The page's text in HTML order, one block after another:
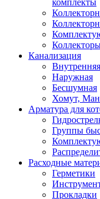
комплекты
Канализация
Внутренняя
Наружная
Бесшумная
Хомут,
Арматура для
Группы
Расходные
Герметики
Прокладки